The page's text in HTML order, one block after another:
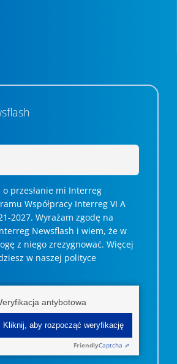
o przesłanie mi Interreg
Współpracy Interreg VI A
2027. Wyrażam zgodę na
Newsflash i wiem, że w
z niego zrezygnować. ­­Więcej
w naszej polityce
antybotowa
Kliknij, aby rozpocząć weryfikację
FriendlyCaptcha ⇗